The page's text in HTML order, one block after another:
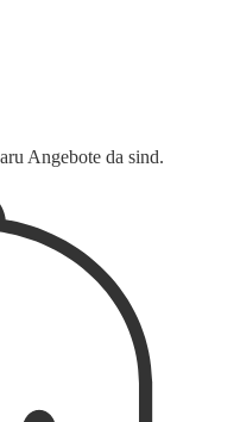
Angebote da sind.